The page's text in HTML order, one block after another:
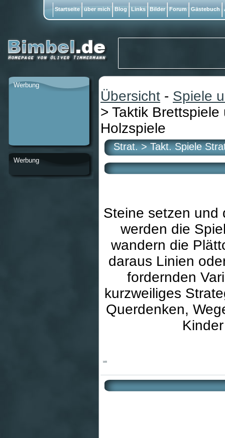
Übersicht - Spiele
> Taktik
Holzspiele
Strat. > Takt. Spiele
Steine setzen und
werden die
wandern die
daraus Linien
fordernden
kurzweiliges
Querdenken,
Werbung
Werbung
Startseite über mich Blog Links Bilder Forum Gästebuch